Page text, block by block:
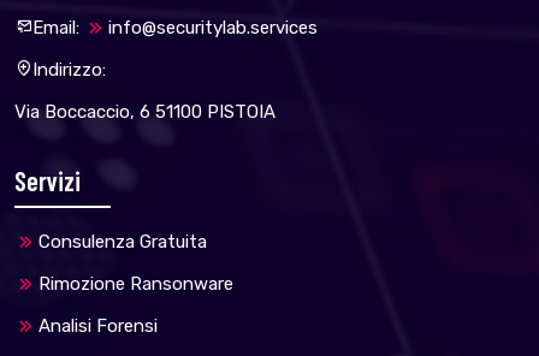
Email:
info@securitylab.services
Indirizzo:
Via Boccaccio, 6 51100 PISTOIA
Servizi
Consulenza Gratuita
Rimozione Ransonware
Analisi Forensi